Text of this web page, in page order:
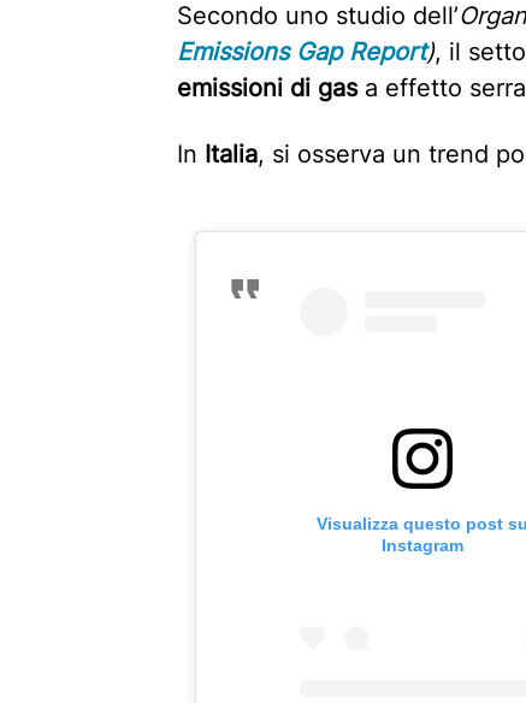
Secondo uno studio dell’
Emissions Gap Report), il
emissioni di gasa effetto
In Italia, si osserva un trend
Visualizza questo post su
Instagram